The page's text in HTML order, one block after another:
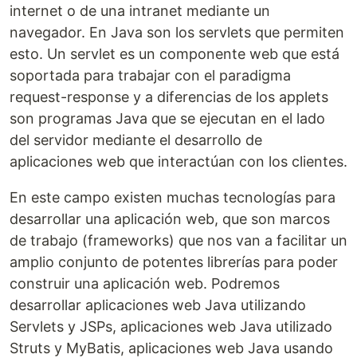
internet o de una intranet mediante un
navegador. En Java son los servlets que permiten
esto. Un servlet es un componente web que está
soportada para trabajar con el paradigma
request-response y a diferencias de los applets
son programas Java que se ejecutan en el lado
del servidor mediante el desarrollo de
aplicaciones web que interactúan con los clientes.
En este campo existen muchas tecnologías para
desarrollar una aplicación web, que son marcos
de trabajo (frameworks) que nos van a facilitar un
amplio conjunto de potentes librerías para poder
construir una aplicación web. Podremos
desarrollar aplicaciones web Java utilizando
Servlets y JSPs, aplicaciones web Java utilizado
Struts y MyBatis, aplicaciones web Java usando